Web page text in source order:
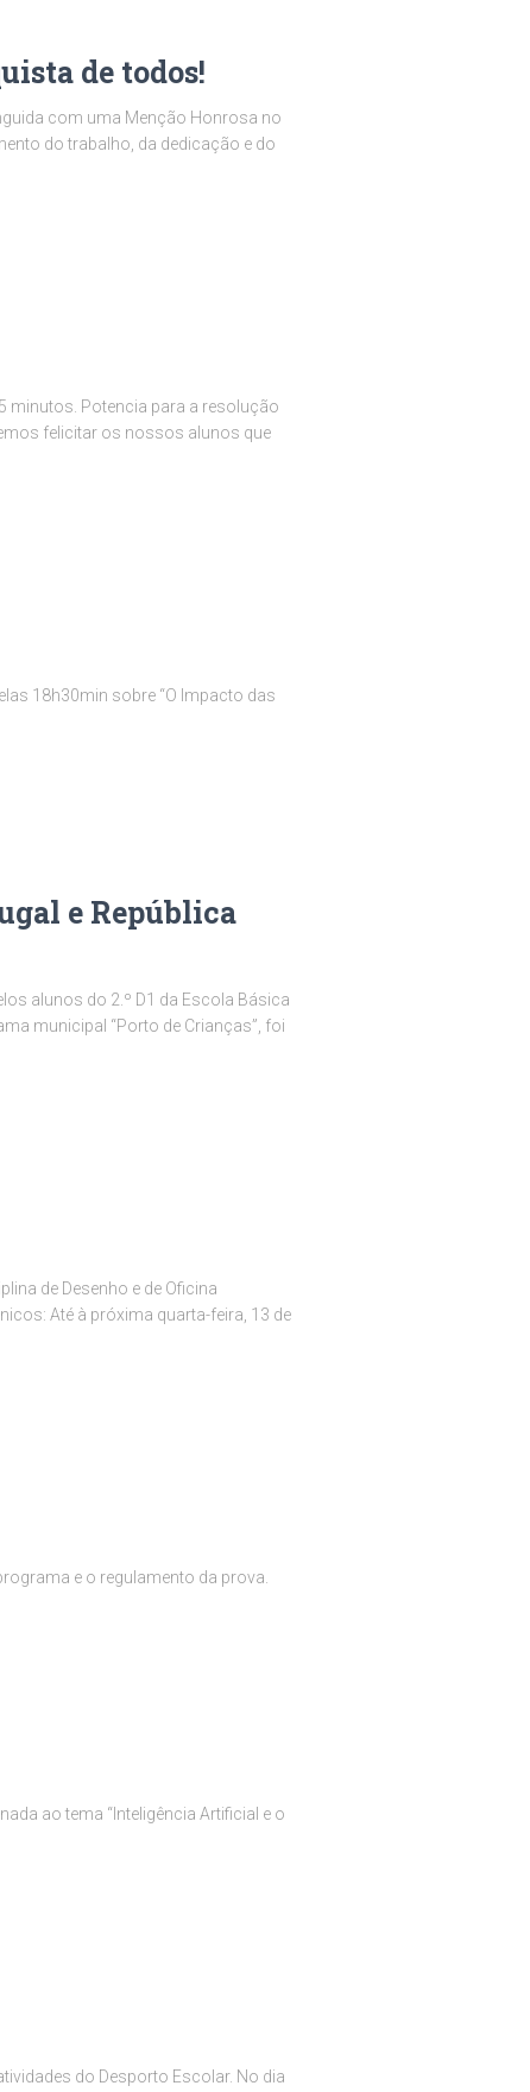
de todos!
com uma Menção Honrosa no
do trabalho, da dedicação e do
minutos. Potencia para a resolução
felicitar os nossos alunos que
18h30min sobre “O Impacto das
e República
alunos do 2.º D1 da Escola Básica
municipal “Porto de Crianças”, foi
de Desenho e de Oficina
Até à próxima quarta-feira, 13 de
e o regulamento da prova.
ao tema “Inteligência Artificial e o
do Desporto Escolar. No dia